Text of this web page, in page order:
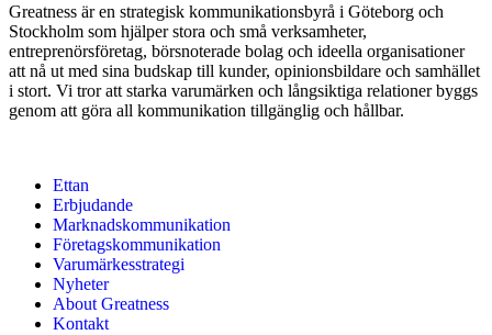
Greatness är en strategisk kommunikationsbyrå i Göteborg och
Stockholm som hjälper stora och små verksamheter,
entreprenörsföretag, börsnoterade bolag och ideella organisationer
att nå ut med sina budskap till kunder, opinionsbildare och samhället
i stort. Vi tror att starka varumärken och långsiktiga relationer byggs
genom att göra all kommunikation tillgänglig och hållbar.
Ettan
Erbjudande
Marknadskommunikation
Företagskommunikation
Varumärkesstrategi
Nyheter
About Greatness
Kontakt